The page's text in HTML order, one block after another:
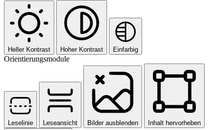
Heller Kontrast Hoher Kontrast Einfarbig
Orientierungsmodule
Leselinie Leseansicht Bilder ausblenden Inhalt hervorheben